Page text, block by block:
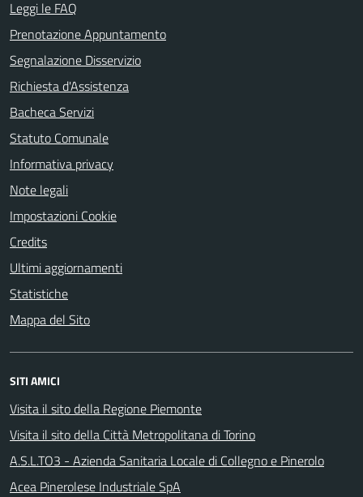
Leggi le FAQ
Prenotazione Appuntamento
Segnalazione Disservizio
Richiesta d'Assistenza
Bacheca Servizi
Statuto Comunale
Informativa privacy
Note legali
Impostazioni Cookie
Credits
Ultimi aggiornamenti
Statistiche
Mappa del Sito
SITI AMICI
Visita il sito della Regione Piemonte
Visita il sito della Città Metropolitana di Torino
A.S.L.TO3 - Azienda Sanitaria Locale di Collegno e Pinerolo
Acea Pinerolese Industriale SpA